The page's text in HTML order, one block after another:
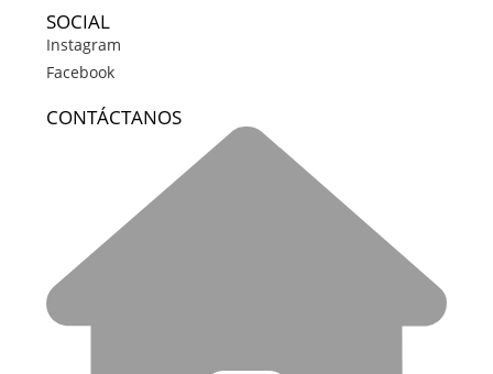
SOCIAL
Instagram
Facebook
CONTÁCTANOS